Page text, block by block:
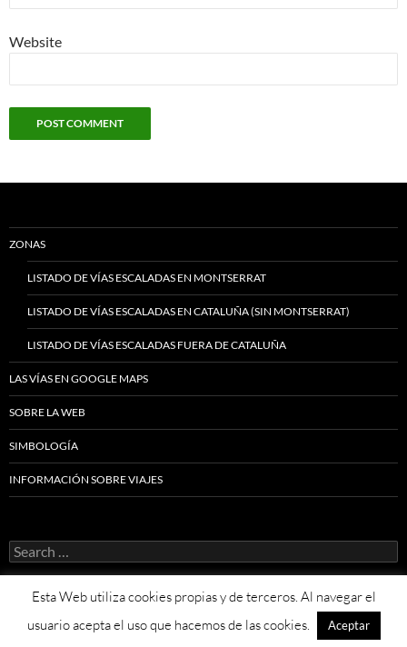
Website
ZONAS
LISTADO DE VÍAS ESCALADAS EN MONTSERRAT
LISTADO DE VÍAS ESCALADAS EN CATALUÑA (SIN MONTSERRAT)
LISTADO DE VÍAS ESCALADAS FUERA DE CATALUÑA
LAS VÍAS EN GOOGLE MAPS
SOBRE LA WEB
SIMBOLOGÍA
INFORMACIÓN SOBRE VIAJES
Search
for:
Proudly powered by WordPress
Esta Web utiliza cookies propias y de terceros. Al navegar el
usuario acepta el uso que hacemos de las cookies.
Aceptar